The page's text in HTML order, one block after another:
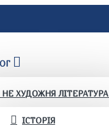
НЕ ХУДОЖНЯ ЛІТЕРАТУРА
ІСТОРІЯ